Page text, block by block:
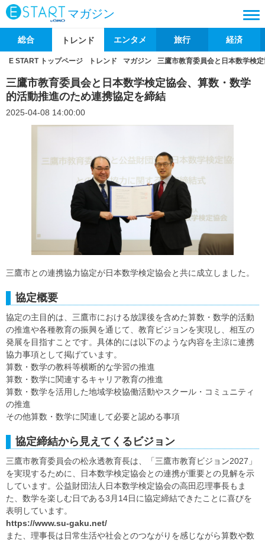
マガジン
総合 トレンド エンタメ 旅行 経済
E START トップページ トレンド マガジン 三鷹市教育委員会と日本数学検
三鷹市教育委員会と日本数学検定協会、算数・数学
的活動推進のため連携協定を締結
2025-04-08 14:00:00
三鷹市との連携協力協定が日本数学検定協会と共に成立しました。
協定概要
協定の主目的は、三鷹市における放課後を含めた算数・数学的活動
の推進や各種教育の振興を通じて、教育ビジョンを実現し、相互の
発展を目指すことです。具体的には以下のような内容を主涼に連携
協力事項として掲げています。
算数・数学の教科等横断的な学習の推進
算数・数学に関連するキャリア教育の推進
算数・数学を活用した地域学校協働活動やスクール・コミュニティ
の推進
その他算数・数学に関連して必要と認める事項
協定締結から見えてくるビジョン
三鷹市教育委員会の松永透教育長は、「三鷹市教育ビジョン2027」
を実現するために、日本数学検定協会との連携が重要との見解を示
しています。公益財団法人日本数学検定協会の高田忍理事長もま
た、数学を楽しむ日である3月14日に協定締結できたことに喜びを
表明しています。
https://www.su-gaku.net/
また、理事長は日常生活や社会とのつながりを感じながら算数や数